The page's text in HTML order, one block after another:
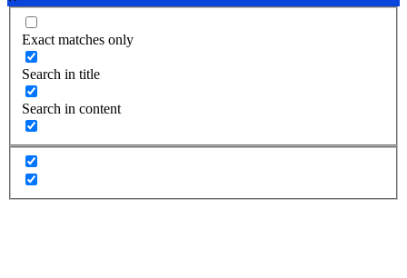
Exact matches only
Search in title
Search in content